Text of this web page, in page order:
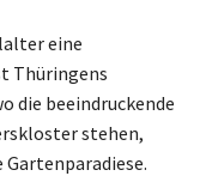
eine
Thüringens
die beeindruckende
stehen,